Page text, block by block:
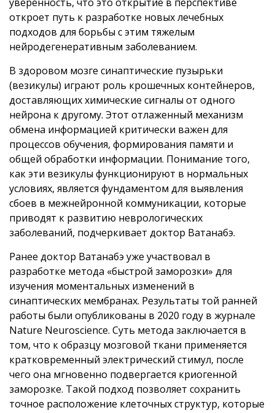
откроет путь к разработке новых лечебных
подходов для борьбы с этим тяжелым
нейродегенеративным заболеванием.
В здоровом мозге синаптические пузырьки
(везикулы) играют роль крошечных контейнеров,
доставляющих химические сигналы от одного
нейрона к другому. Этот отлаженный механизм
обмена информацией критически важен для
процессов обучения, формирования памяти и
общей обработки информации. Понимание того,
как эти везикулы функционируют в нормальных
условиях, является фундаментом для выявления
сбоев в межнейронной коммуникации, которые
приводят к развитию неврологических
заболеваний, подчеркивает доктор Ватанабэ.
Ранее доктор Ватанабэ уже участвовал в
разработке метода «быстрой заморозки» для
изучения моментальных изменений в
синаптических мембранах. Результаты той ранней
работы были опубликованы в 2020 году в журнале
Nature Neuroscience. Суть метода заключается в
том, что к образцу мозговой ткани применяется
кратковременный электрический стимул, после
чего она мгновенно подвергается криогенной
заморозке. Такой подход позволяет сохранить
точное расположение клеточных структур, которые